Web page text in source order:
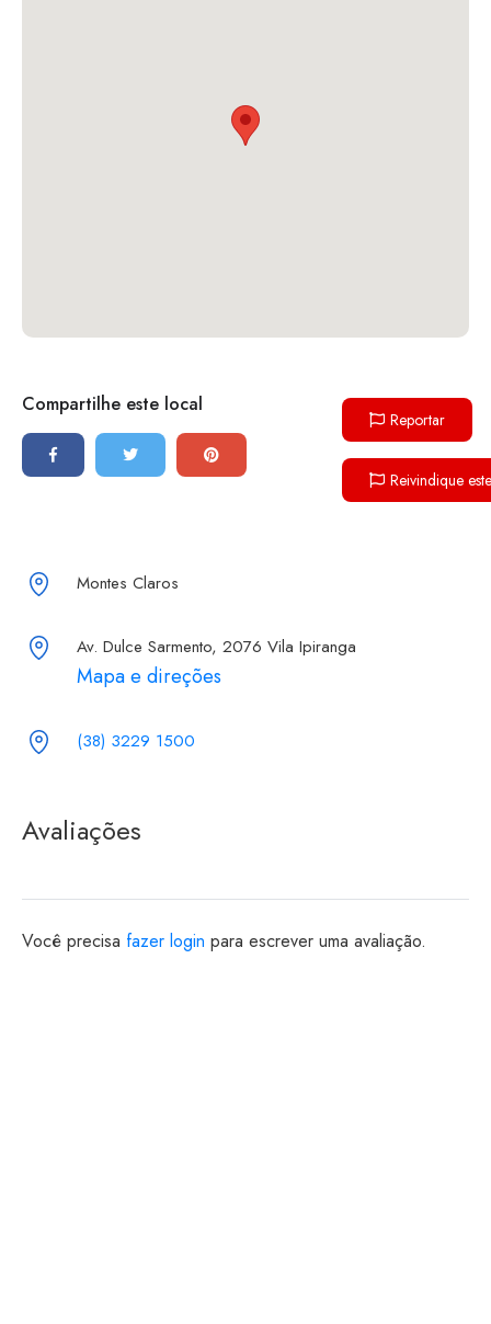
Compartilhe este local
Reportar
Reivindique
Montes Claros
Av. Dulce Sarmento, 2076 Vila Ipiranga
Mapa e direções
(38) 3229 1500
Avaliações
Você precisa fazer login para escrever uma avaliação.